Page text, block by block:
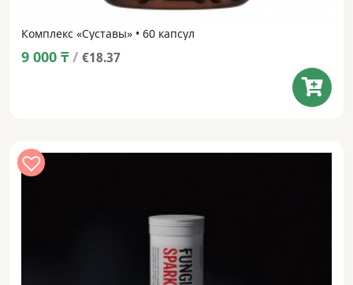
Комплекс «Суставы» • 60 капсул
9 000 ₸ / €18.37